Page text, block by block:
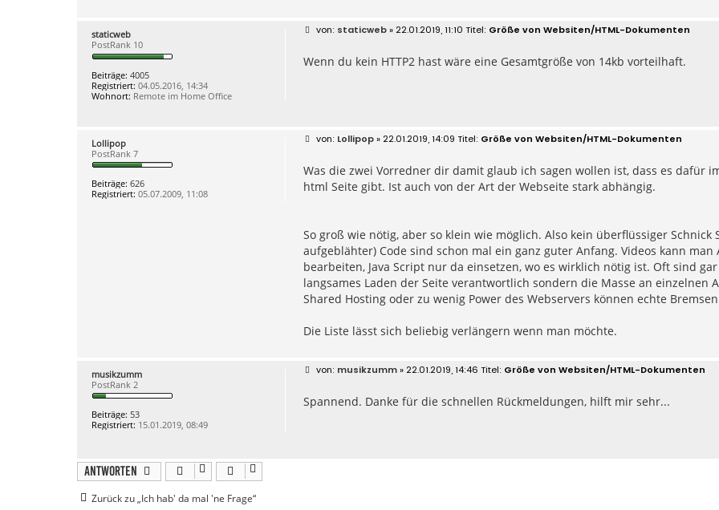
staticweb
PostRank 10
Beiträge: 4005
Registriert: 04.05.2016, 14:34
Wohnort: Remote im Home Office
B
t
staticweb» 22.01.2019, 11:10 Größe von Websiten/HTML-Dokumenten
Wenn du kein HTTP2 hast wäre eine Gesamtgröße von 14kb vorteilhaft.
Lollipop
PostRank 7
Beiträge: 626
Registriert: 05.07.2009, 11:08
B
t
r
a
Lollipop» 22.01.2019, 14:09 Größe von Websiten/HTML-Dokumenten
Was die zwei Vorredner dir damit glaub ich sagen wollen ist, dass es dafür
html Seite gibt. Ist auch von der Art der Webseite stark abhängig.
So groß wie nötig, aber so klein wie möglich. Also kein überflüssiger
aufgeblähter) Code sind schon mal ein ganz guter Anfang. Videos kann
bearbeiten, Java Script nur da einsetzen, wo es wirklich nötig ist. Oft sind
langsames Laden der Seite verantwortlich sondern die Masse an einzelnen
Shared Hosting oder zu wenig Power des Webservers können echte
Die Liste lässt sich beliebig verlängern wenn man möchte.
musikzumm
PostRank 2
Beiträge: 53
Registriert: 15.01.2019, 08:49
B
t
r
musikzumm» 22.01.2019, 14:46 Größe von Websiten/HTML-Dokumenten
Spannend. Danke für die schnellen Rückmeldungen, hilft mir sehr...
Antworten
Zurück zu „Ich hab' da mal 'ne Frage“